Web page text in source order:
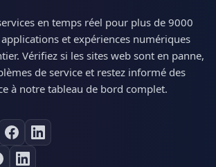
en temps réel pour plus de 9000
et expériences numériques
Vérifiez si les sites web sont en panne,
de service et restez informé des
à notre tableau de bord complet.